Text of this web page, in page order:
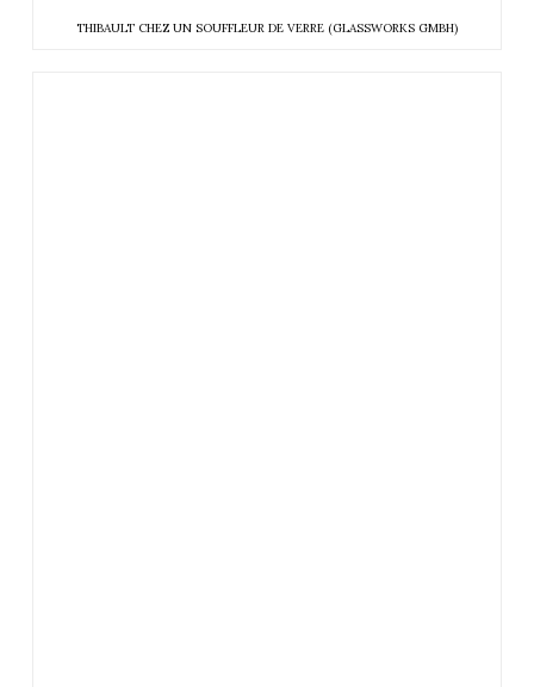
THIBAULT CHEZ UN SOUFFLEUR DE VERRE (GLASSWORKS GMBH)